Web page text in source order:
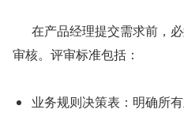
审核。评审标准包括：
业务规则决策表：明确所